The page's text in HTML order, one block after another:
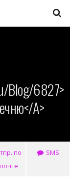
blog/6827>
a>
по
SMS